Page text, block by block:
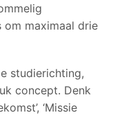
om maximaal drie
studierichting,
concept. Denk
‘Missie